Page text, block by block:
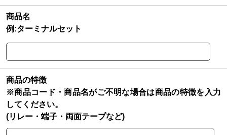
商品名
例:ターミナルセット
商品の特徴
※商品コード・商品名がご不明な場合は商品の特徴を入力
してください。
(リレー・端子・両面テープなど)